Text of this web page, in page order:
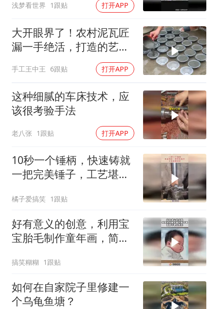
浅梦看世界 1跟贴 打开APP
大开眼界了！农村泥瓦匠
漏一手绝活，打造的艺术
手工王中王 6跟贴 打开APP
这种细腻的车床技术，应
该很考验手法
老八张 1跟贴 打开APP
10秒一个锤柄，快速铸就
一把完美锤子，工艺堪称
橘子爱搞笑 1跟贴
好有意义的创意，利用宝
宝胎毛制作童年画，简直
搞笑糊糊 1跟贴
如何在自家院子里修建一
个乌龟鱼塘？